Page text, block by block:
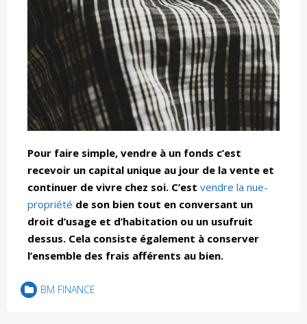
Pour faire simple, vendre à un fonds c’est
recevoir un capital unique au jour de la vente et
continuer de vivre chez soi. C’est vendre la nue-
propriété de son bien tout en conversant un
droit d’usage et d’habitation ou un usufruit
dessus. Cela consiste également à conserver
l’ensemble des frais afférents au bien.
BM FINANCE